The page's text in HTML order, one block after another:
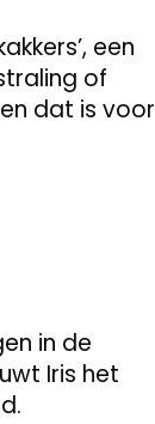
een
of
dat is voor
in de
Iris het